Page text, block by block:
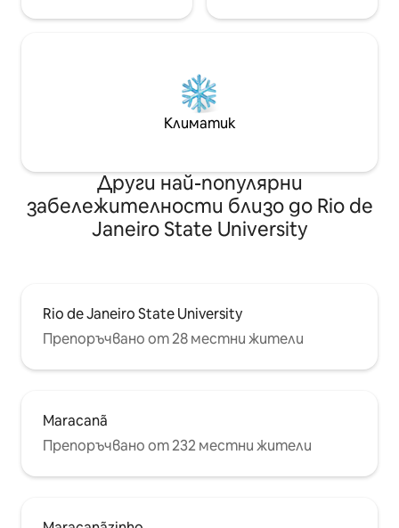
Климатик
Други най-популярни
забележителности близо до Rio de
Janeiro State University
Rio de Janeiro State University
Препоръчвано от 28 местни жители
Maracanã
Препоръчвано от 232 местни жители